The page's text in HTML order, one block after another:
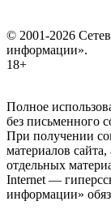
© 2001-2026
информации».
18+
Полное
без письменного
При получении
материалов
отдельных
Internet —
информации»